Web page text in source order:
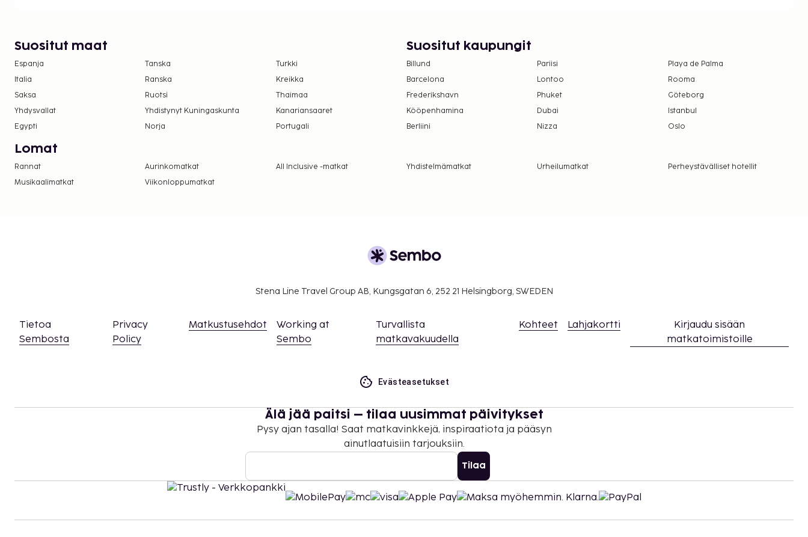
Suositut maat
Espanja Tanska
Turkki
Italia
Ranska
Kreikka
Saksa
Ruotsi
Thaimaa
Yhdysvallat
Yhdistynyt Kuningaskunta
Kanariansaaret
Egypti
Norja Portugali
Suositut kaupungit
Billund Pariisi
Playa de Palma
Barcelona
Lontoo
Rooma
Frederikshavn
Phuket
Göteborg
Kööpenhamina
Dubai
Istanbul
Berliini
Nizza Oslo
Lomat
Rannat Aurinkomatkat All Inclusive -matkat Yhdistelmämatkat Urheilumatkat
Perheystävälliset hotellit
Musikaalimatkat
Viikonloppumatkat
Stena Line Travel Group AB, Kungsgatan 6, 252 21 Helsingborg, SWEDEN
Tietoa
Sembosta
Privacy
Policy
Matkustusehdot
Working at
Sembo
Turvallista
matkavakuudella
Kohteet Lahjakortti
Kirjaudu sisään
matkatoimistoille
Evästeasetukset
Älä jää paitsi – tilaa uusimmat päivitykset
Pysy ajan tasalla! Saat matkavinkkejä, inspiraatiota ja pääsyn
ainutlaatuisiin tarjouksiin.
Tilaa